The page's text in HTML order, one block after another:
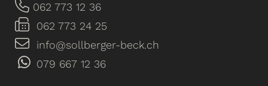
062 773 12 36
062 773 24 25
info@sollberger-beck.ch
079 667 12 36